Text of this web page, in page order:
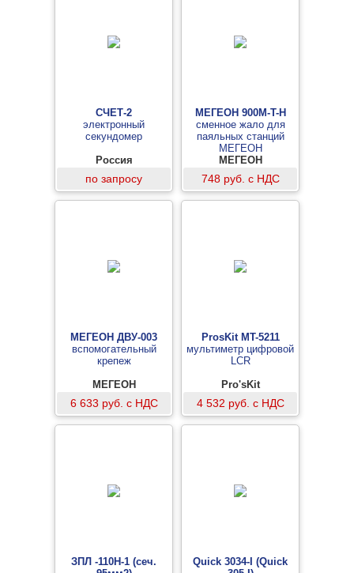
СЧЕТ-2
электронный
секундомер
Россия
по запросу
МЕГЕОН 900M-T-H
сменное жало для
паяльных станций
МЕГЕОН
МЕГЕОН
748 руб. с НДС
МЕГЕОН ДВУ-003
вспомогательный
крепеж
МЕГЕОН
6 633 руб. с НДС
ProsKit MT-5211
мультиметр цифровой
LCR
Pro'sKit
4 532 руб. с НДС
ЗПЛ -110Н-1 (сеч.
Quick 3034-I (Quick